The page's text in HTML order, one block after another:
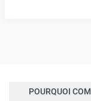
POURQUOI